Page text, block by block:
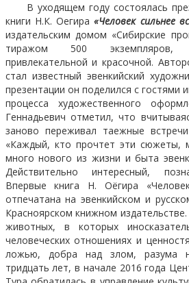
В уходящем году состоялась
книги Н.К. Оегира«Человек сильнее
издательским домом «Сибирские
тиражом 500 экземпляров,
привлекательной и красочной.
стал известный эвенкийский
презентации он поделился с гостями
процесса художественного
Геннадьевич отметил, что
заново переживал таежные
«Каждый, кто прочтет эти сюжеты,
много нового из жизни и быта
Действительно интересный,
Впервые книга Н. Оёгира
отпечатана на эвенкийском и
Красноярском книжном
животных, в которых
человеческих отношениях и
ложью, добра над злом, разума
тридцать лет, в начале 2016 года